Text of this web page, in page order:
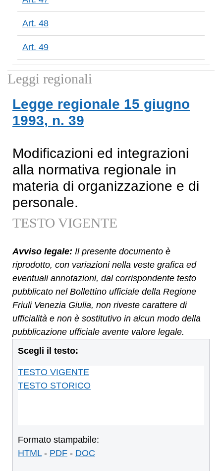
Art. 48
Art. 49
Leggi regionali
Legge regionale 15 giugno
1993, n. 39
Modificazioni ed integrazioni
alla normativa regionale in
materia di organizzazione e di
personale.
TESTO VIGENTE
Avviso legale: Il presente documento è
riprodotto, con variazioni nella veste grafica ed
eventuali annotazioni, dal corrispondente testo
pubblicato nel Bollettino ufficiale della Regione
Friuli Venezia Giulia, non riveste carattere di
ufficialità e non è sostitutivo in alcun modo della
pubblicazione ufficiale avente valore legale.
Scegli il testo:
TESTO VIGENTE
TESTO STORICO
Formato stampabile:
HTML- PDF - DOC